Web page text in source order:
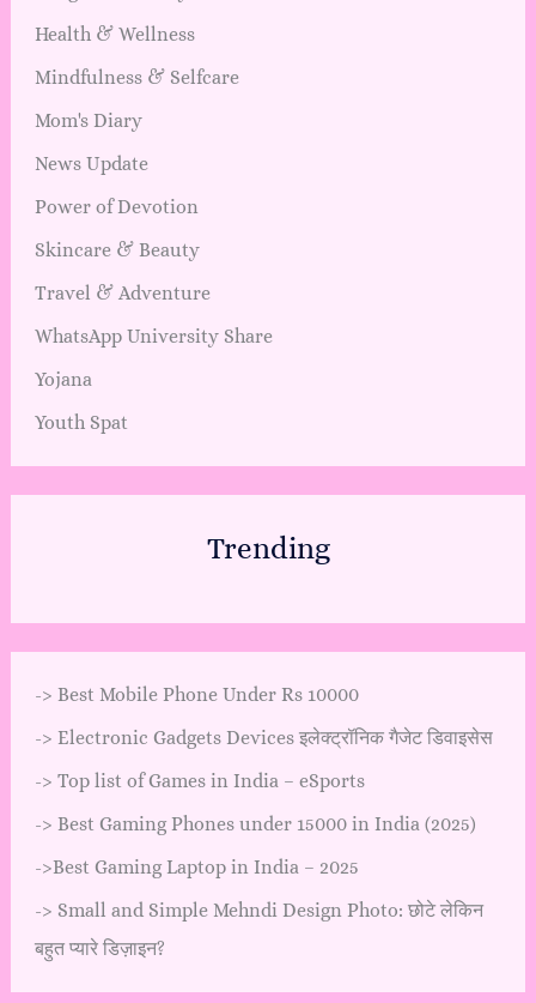
Health & Wellness
Mindfulness & Selfcare
Mom's Diary
News Update
Power of Devotion
Skincare & Beauty
Travel & Adventure
WhatsApp University Share
Yojana
Youth Spat
Trending
-> Best Mobile Phone Under Rs 10000
-> Electronic Gadgets Devices इलेक्ट्रॉनिक गैजेट डिवाइसेस
-> Top list of Games in India – eSports
-> Best Gaming Phones under 15000 in India (2025)
->Best Gaming Laptop in India – 2025
-> Small and Simple Mehndi Design Photo: छोटे लेकिन
बहुत प्यारे डिज़ाइन?